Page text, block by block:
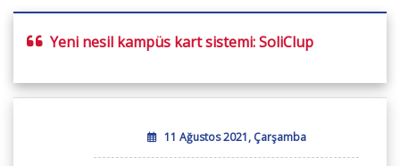
Yeni nesil kampüs kart sistemi: SoliClup
11 Ağustos 2021, Çarşamba